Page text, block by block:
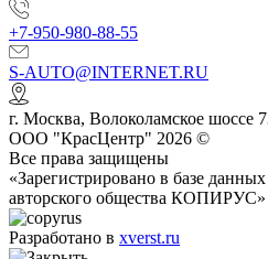
+7-950-980-88-55
S-AUTO@INTERNET.RU
г. Москва, Волоколамское шоссе
ООО "КрасЦентр" 2026 ©
Все права защищены
«Зарегистрировано в базе
авторского общества КОПИРУС»
Разработано в xverst.ru